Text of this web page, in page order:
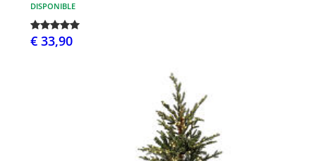
DISPONIBLE
€ 33,90